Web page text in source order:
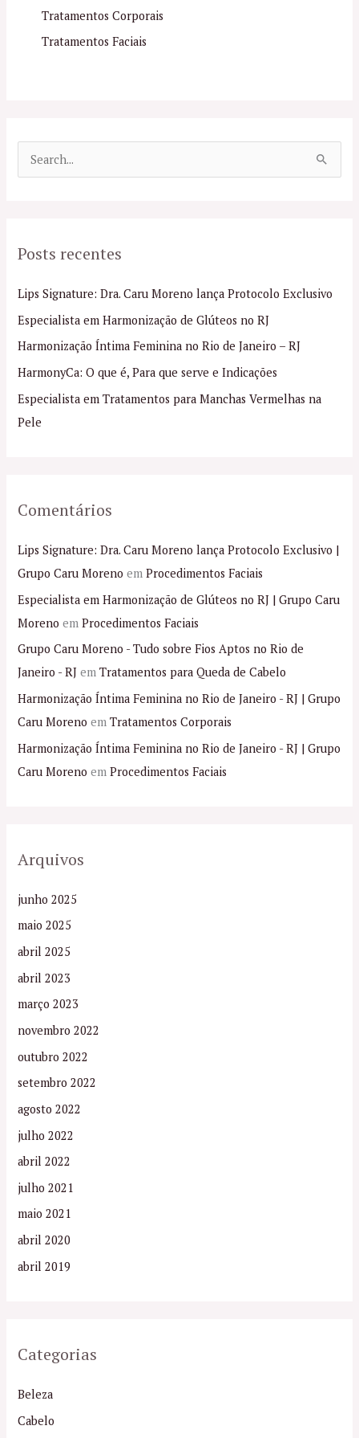
Tratamentos Corporais
Tratamentos Faciais
u
s
a
r
p
o
r
Posts recentes
Lips Signature: Dra. Caru Moreno lança Protocolo Exclusivo
Especialista em Harmonização de Glúteos no RJ
Harmonização Íntima Feminina no Rio de Janeiro – RJ
HarmonyCa: O que é, Para que serve e Indicações
Especialista em Tratamentos para Manchas Vermelhas na
Pele
Comentários
Lips Signature: Dra. Caru Moreno lança Protocolo Exclusivo |
Grupo Caru Moreno emProcedimentos Faciais
Especialista em Harmonização de Glúteos no RJ | Grupo Caru
Moreno emProcedimentos Faciais
Grupo Caru Moreno - Tudo sobre Fios Aptos no Rio de
Janeiro - RJ emTratamentos para Queda de Cabelo
Harmonização Íntima Feminina no Rio de Janeiro - RJ | Grupo
Caru Moreno emTratamentos Corporais
Harmonização Íntima Feminina no Rio de Janeiro - RJ | Grupo
Caru Moreno emProcedimentos Faciais
Arquivos
junho 2025
maio 2025
abril 2025
abril 2023
março 2023
novembro 2022
outubro 2022
setembro 2022
agosto 2022
julho 2022
abril 2022
julho 2021
maio 2021
abril 2020
abril 2019
Categorias
Beleza
Cabelo